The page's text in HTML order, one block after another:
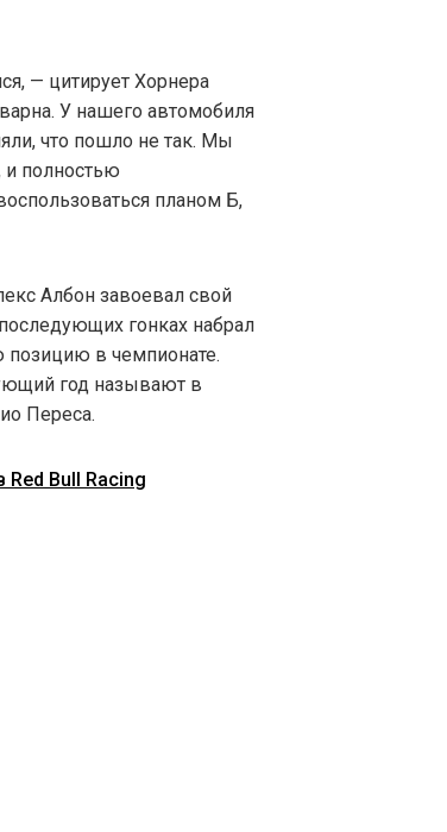
— цитирует Хорнера
У нашего автомобиля
что пошло не так. Мы
и полностью
планом Б,
Албон завоевал свой
гонках набрал
позицию в чемпионате.
год называют в
Переса.
Bull Racing